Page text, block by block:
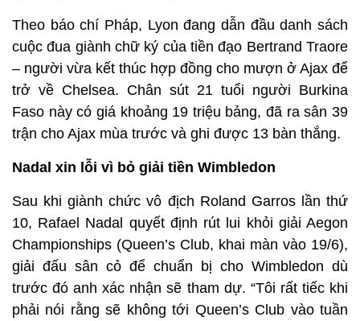
Theo báo chí Pháp, Lyon đang dẫn đầu danh sách
cuộc đua giành chữ ký của tiền đạo Bertrand Traore
– người vừa kết thúc hợp đồng cho mượn ở Ajax để
trở về Chelsea. Chân sút 21 tuổi người Burkina
Faso này có giá khoảng 19 triệu bảng, đã ra sân 39
trận cho Ajax mùa trước và ghi được 13 bàn thắng.
Nadal xin lỗi vì bỏ giải tiền Wimbledon
Sau khi giành chức vô địch Roland Garros lần thứ
10, Rafael Nadal quyết định rút lui khỏi giải Aegon
Championships (Queen’s Club, khai màn vào 19/6),
giải đấu sân cỏ để chuẩn bị cho Wimbledon dù
trước đó anh xác nhận sẽ tham dự. “Tôi rất tiếc khi
phải nói rằng sẽ không tới Queen’s Club vào tuần